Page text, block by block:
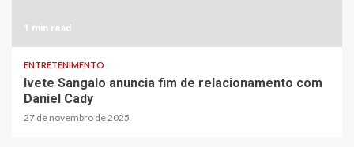
1 min read
ENTRETENIMENTO
Ivete Sangalo anuncia fim de relacionamento com
Daniel Cady
27 de novembro de 2025